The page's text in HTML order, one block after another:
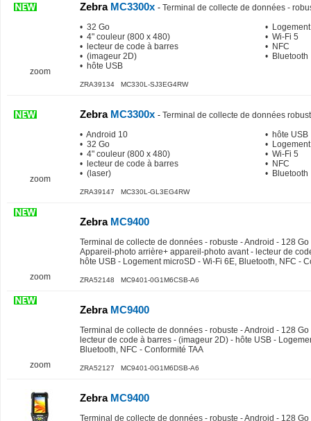
zoom
ZebraMC3300x - Terminal de collecte de données -
• 32 Go
• 4" couleur (800 x 480)
• lecteur de code à barres
• (imageur 2D)
• hôte USB
•
• Wi-Fi 5
• NFC
• Bluetooth
ZRA39134 MC330L-SJ3EG4RW
zoom
ZebraMC3300x - Terminal de collecte de données
• Android 10
• 32 Go
• 4" couleur (800 x 480)
• lecteur de code à barres
• (laser)
• hôte USB
•
• Wi-Fi 5
• NFC
• Bluetooth
ZRA39147 MC330L-GL3EG4RW
zoom
ZebraMC9400
Terminal de collecte de données - robuste - Android - 128
Appareil-photo arrière+ appareil-photo avant - lecteur de
hôte USB - Logement microSD - Wi-Fi 6E, Bluetooth, NFC -
ZRA52148 MC9401-0G1M6CSB-A6
zoom
ZebraMC9400
Terminal de collecte de données - robuste - Android - 128
lecteur de code à barres - (imageur 2D) - hôte USB -
Bluetooth, NFC - Conformité TAA
ZRA52127 MC9401-0G1M6DSB-A6
ZebraMC9400
Terminal de collecte de données - robuste - Android - 128